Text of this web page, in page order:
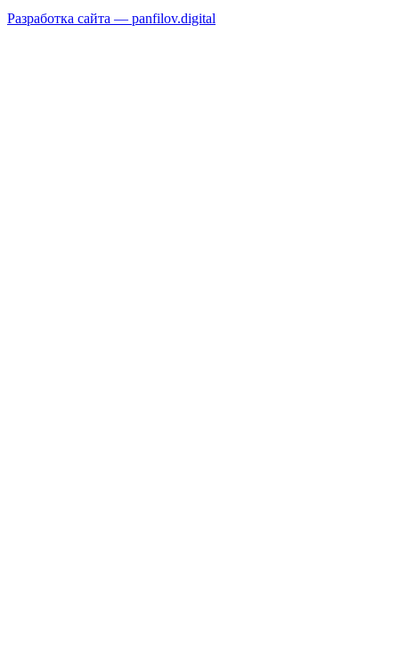
Разработка сайта — panfilov.digital